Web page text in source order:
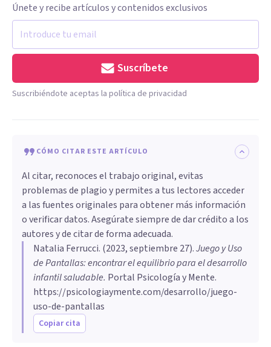
Únete y recibe artículos y contenidos exclusivos
Suscríbete
Suscribiéndote aceptas la política de privacidad
CÓMO CITAR ESTE ARTÍCULO
Al citar, reconoces el trabajo original, evitas
problemas de plagio y permites a tus lectores acceder
a las fuentes originales para obtener más información
o verificar datos. Asegúrate siempre de dar crédito a los
autores y de citar de forma adecuada.
Natalia Ferrucci. (2023, septiembre 27).Juego y Uso
de Pantallas: encontrar el equilibrio para el desarrollo
infantil saludable. Portal Psicología y Mente.
https://psicologiaymente.com/desarrollo/juego-
uso-de-pantallas
Copiar cita